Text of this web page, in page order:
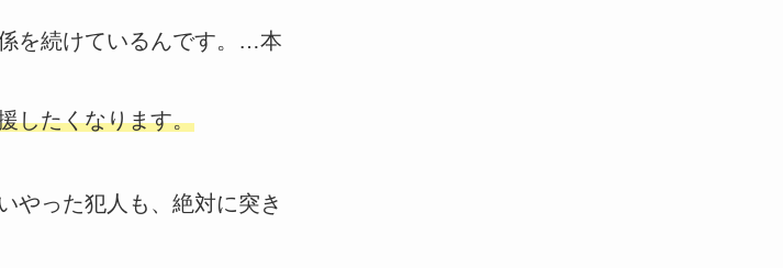
を続けているんです。…本
したくなります。
やった犯人も、絶対に突き